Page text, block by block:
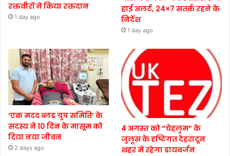
रक्तवीरों ने किया रक्तदान
1 day ago
हाई अलर्ट, 24×7 सतर्क रहने के
निर्देश
1 day ago
‘एक मदद ब्लड ग्रुप समिति’ के
सदस्य ने 10 दिन के मासूम को
दिया नया जीवन
2 days ago
4 अगस्त को “चेहलुम” के
जुलूस के दृष्टिगत देहरादून
शहर में रहेगा डायवर्जन